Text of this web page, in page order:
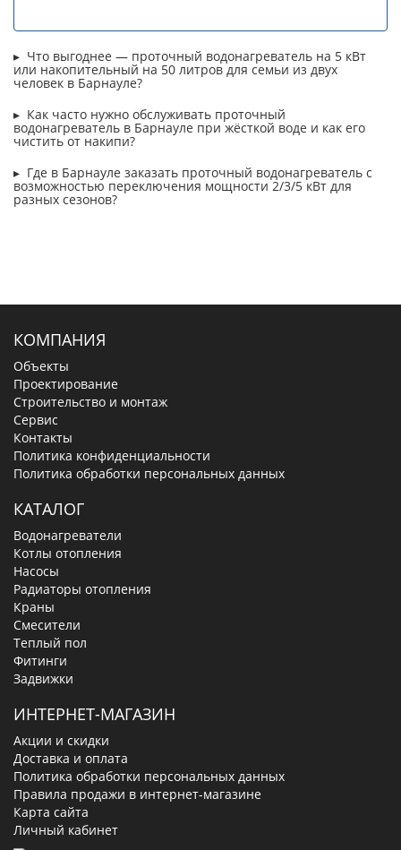
Что выгоднее — проточный водонагреватель на 5 кВт
или накопительный на 50 литров для семьи из двух
человек в Барнауле?
Как часто нужно обслуживать проточный
водонагреватель в Барнауле при жёсткой воде и как его
чистить от накипи?
Где в Барнауле заказать проточный водонагреватель с
возможностью переключения мощности 2/3/5 кВт для
разных сезонов?
КОМПАНИЯ
Объекты
Проектирование
Строительство и монтаж
Сервис
Контакты
Политика конфиденциальности
Политика обработки персональных данных
КАТАЛОГ
Водонагреватели
Котлы отопления
Насосы
Радиаторы отопления
Краны
Смесители
Теплый пол
Фитинги
Задвижки
ИНТЕРНЕТ-МАГАЗИН
Акции и скидки
Доставка и оплата
Политика обработки персональных данных
Правила продажи в интернет-магазине
Карта сайта
Личный кабинет